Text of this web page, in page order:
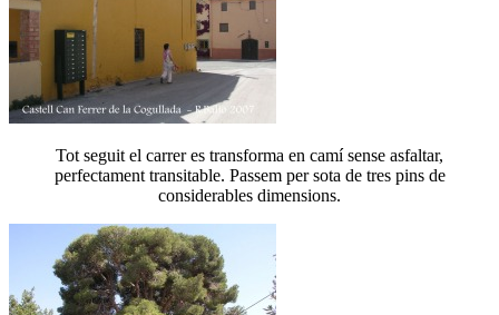
Tot seguit el carrer es transforma en camí sense asfaltar,
perfectament transitable. Passem per sota de tres pins de
considerables dimensions.